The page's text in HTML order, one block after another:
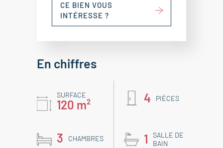
CE BIEN VOUS
INTÉRESSE ?
En chiffres
SURFACE
120 m² 4 PIÈCES
3 CHAMBRES 1
SALLE DE
BAIN